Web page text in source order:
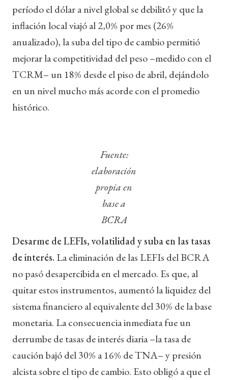
período el dólar a nivel global se debilitó y que la
inflación local viajó al 2,0% por mes (26%
anualizado), la suba del tipo de cambio permitió
mejorar la competitividad del peso –medido con el
TCRM– un 18% desde el piso de abril, dejándolo
en un nivel mucho más acorde con el promedio
histórico.
Fuente:
elaboración
propia en
base a
BCRA
Desarme de LEFIs, volatilidad y suba en las tasas
de interés. La eliminación de las LEFIs del BCRA
no pasó desapercibida en el mercado. Es que, al
quitar estos instrumentos, aumentó la liquidez del
sistema financiero al equivalente del 30% de la base
monetaria. La consecuencia inmediata fue un
derrumbe de tasas de interés diaria –la tasa de
caución bajó del 30% a 16% de TNA– y presión
alcista sobre el tipo de cambio. Esto obligó a que el